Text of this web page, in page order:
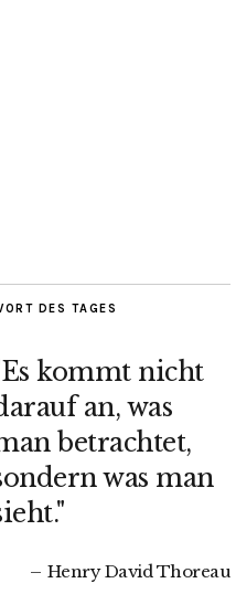
DES TAGES
kommt nicht
an, was
betrachtet,
was man
Henry David Thoreau